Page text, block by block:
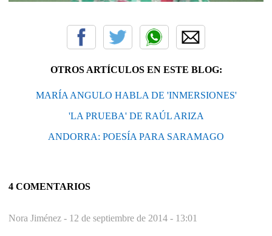
OTROS ARTÍCULOS EN ESTE BLOG:
MARÍA ANGULO HABLA DE 'INMERSIONES'
'LA PRUEBA' DE RAÚL ARIZA
ANDORRA: POESÍA PARA SARAMAGO
4 COMENTARIOS
Nora Jiménez - 12 de septiembre de 2014 - 13:01